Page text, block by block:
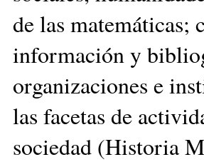
de las matemáticas;
información y
organizaciones e
las facetas de
sociedad (Historia